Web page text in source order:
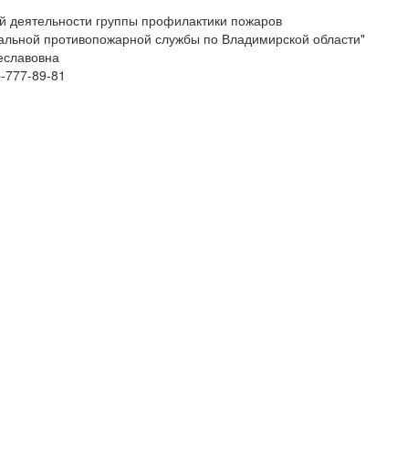
деятельности группы профилактики пожаров
противопожарной службы по Владимирской области"
777-89-81